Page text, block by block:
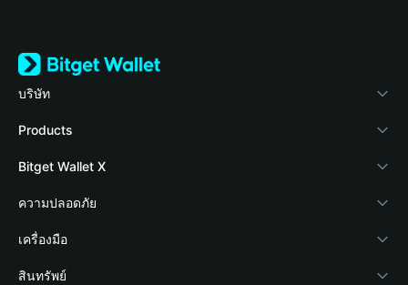
บริษัท
เกี่ยวกับ Bitget Wallet
Blog
Academy
ข่าวสารด้านคริปโต
ศูนย์ช่วยเหลือ
Products
Crypto Card
Stablecoin Earn
Payfi Crypto
Crypto Swap API
Bitget Wallet X
นักพัฒนา
เชื่อมต่อ Wallet
Bitget Wallet Pay
ความปลอดภัย
Protection Fund
เทคโนโลยีความปลอดภัย
เครื่องมือ
ซื้อคริปโต
สินทรัพย์